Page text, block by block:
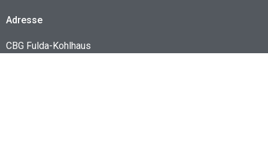
Adresse
CBG Fulda-Kohlhaus